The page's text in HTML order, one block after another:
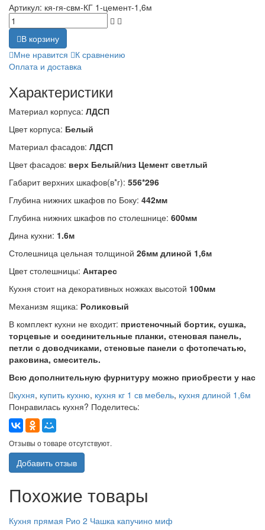
Артикул: кя-гя-свм-КГ 1-цемент-1,6м
В корзину
Мне нравится
К сравнению
Оплата и доставка
Характеристики
Материал корпуса: ЛДСП
Цвет корпуса: Белый
Материал фасадов: ЛДСП
Цвет фасадов: верх Белый/низ Цемент светлый
Габарит верхних шкафов(в*г): 556*296
Глубина нижних шкафов по Боку: 442мм
Глубина нижних шкафов по столешнице: 600мм
Дина кухни: 1.6м
Столешница цельная толщиной 26мм длиной 1,6м
Цвет столешницы: Антарес
Кухня стоит на декоративных ножках высотой 100мм
Механизм ящика: Роликовый
В комплект кухни не входит: пристеночный бортик, сушка,
торцевые и соединительные планки, стеновая панель,
петли с доводчиками, стеновые панели с фотопечатью,
раковина, смеситель.
Всю дополнительную фурнитуру можно приобрести у нас
кухня, купить кухню, кухня кг 1 св мебель, кухня длиной 1,6м
Понравилась кухня? Поделитесь:
Отзывы о товаре отсутствуют.
Добавить отзыв
Похожие товары
Кухня прямая Рио 2 Чашка капучино миф